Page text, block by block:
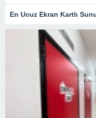
En Ucuz Ekran Kartlı